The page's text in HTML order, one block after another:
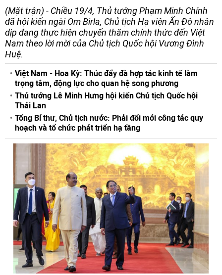
(Mặt trận) - Chiều 19/4, Thủ tướng Phạm Minh Chính
đã hội kiến ngài Om Birla, Chủ tịch Hạ viện Ấn Độ nhân
dịp đang thực hiện chuyến thăm chính thức đến Việt
Nam theo lời mời của Chủ tịch Quốc hội Vương Đình
Huệ.
Việt Nam - Hoa Kỳ: Thúc đẩy đà hợp tác kinh tế làm
trọng tâm, động lực cho quan hệ song phương
Thủ tướng Lê Minh Hưng hội kiến Chủ tịch Quốc hội
Thái Lan
Tổng Bí thư, Chủ tịch nước: Phải đổi mới công tác quy
hoạch và tổ chức phát triển hạ tầng